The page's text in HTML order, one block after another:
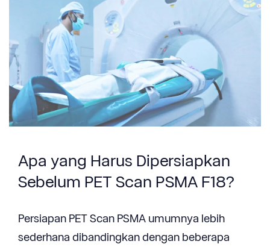
Apa yang Harus Dipersiapkan
Sebelum PET Scan PSMA F18?
Persiapan PET Scan PSMA umumnya lebih
sederhana dibandingkan dengan beberapa